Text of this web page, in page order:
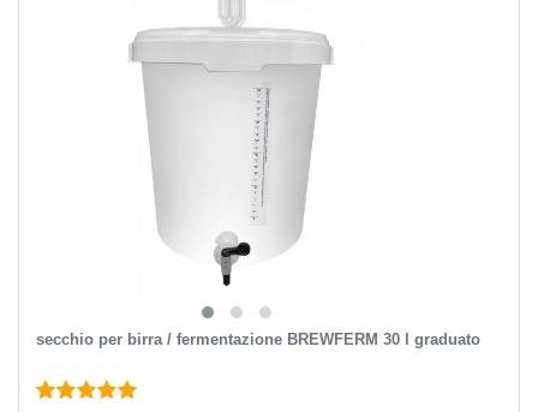
secchio per birra / fermentazione BREWFERM 30 l graduato